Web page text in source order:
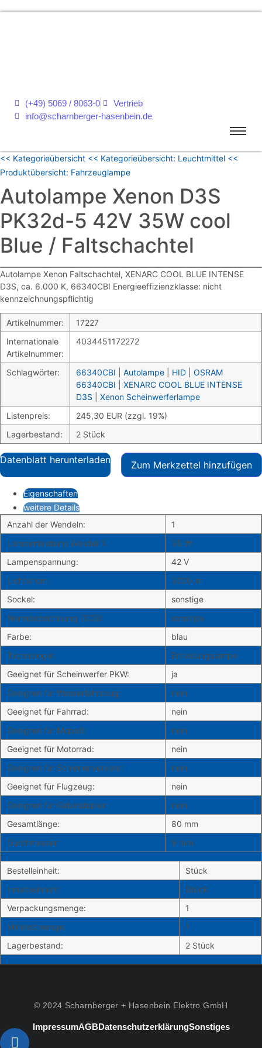
(+49) 5069 / 8063-0
Vertrieb
info@scharnberger-hasenbein.de
<< Kategorieübersicht << Kategorieübersicht: Leuchtmittel <<
Produktübersicht: Fahrzeuglampe
Autolampe Xenon D3S
PK32d-5 42V 35W cool
Blue / Faltschachtel
Autolampe Xenon Faltschachtel, XENARC COOL BLUE INTENSE
D3S, ca. 6.000 K, 66340CBI Energieeffizienzklasse: nicht
kennzeichnungspflichtig
Artikelnummer:
17227
Internationale
Artikelnummer:
4034451172272
Schlagwörter: 66340CBI Autolampe HID
OSRAM
66340CBI
XENARC COOL BLUE INTENSE
D3S
Xenon Scheinwerferlampe
Listenpreis:
245,30 EUR (zzgl. 19%)
Lagerbestand:
2 Stück
Datenblatt herunterladen Zum Merkzettel hinzufügen
Eigenschaften
weitere Details
Anzahl der Wendeln:
1
Lampenleistung Wendel 1:
35 W
Lampenspannung:
42 V
Lichtstrom:
3200 lm
Sockel:
sonstige
Normbezeichnung (ECE):
sonstige
Farbe:
blau
Technologie:
Entladungslampe
Geeignet für Scheinwerfer PKW:
ja
Geeignet für Wasserfahrzeug:
nein
Geeignet für Fahrrad:
nein
Geeignet für Moped:
nein
Geeignet für Motorrad:
nein
Geeignet für Schienenverkehr:
nein
Geeignet für Flugzeug:
nein
Geeignet für Gabelstapler:
nein
Gesamtlänge:
80 mm
Durchmesser:
9 mm
Bestelleinheit:
Stück
Inhaltseinheit:
Stück
Verpackungsmenge:
1
Mindestmenge:
1
Lagerbestand:
2 Stück
© 2024 Scharnberger + Hasenbein Elektro GmbH
ImpressumAGBDatenschutzerklärungSonstiges